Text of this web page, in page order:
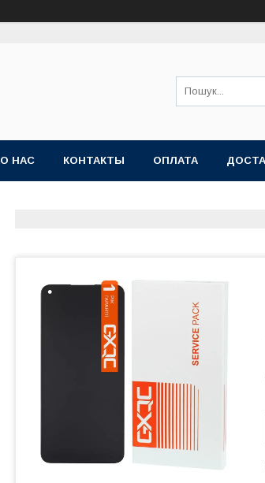
О НАС КОНТАКТЫ ОПЛАТА